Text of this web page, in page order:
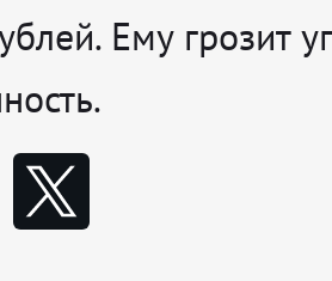
Ему грозит